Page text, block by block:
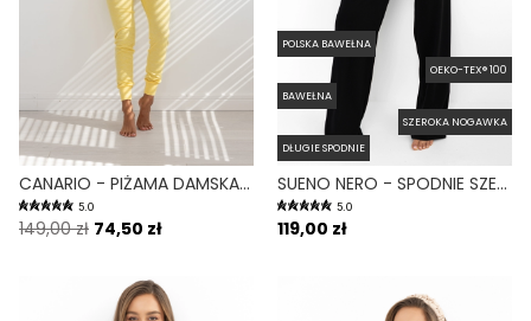
CANARIO - PIŻAMA DAMSKA DWUCZĘŚCIOWA CIEPŁA ŻÓŁTA
5.0
149,00 zł 74,50 zł
POLSKA BAWEŁNA
OEKO-TEX® 100
BAWEŁNA
SZEROKA NOGAWKA
DŁUGIE SPODNIE
SUENO NERO - SPODNIE SZEROKIE Z KIESZENIAMI CZARNE
5.0
119,00 zł